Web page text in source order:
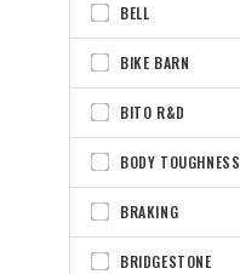
BELL
BIKE BARN
BITO R&D
BODY TOUGHNESS
BRAKING
BRIDGESTONE